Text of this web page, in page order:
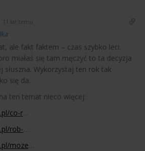
11 lat temu
ale fakt faktem – czas szybko leci.
miałaś się tam męczyć to ta decyzja
słuszna. Wykorzystaj ten rok tak
się da.
ten temat nieco więcej:
co-r…
rob-…
moze…